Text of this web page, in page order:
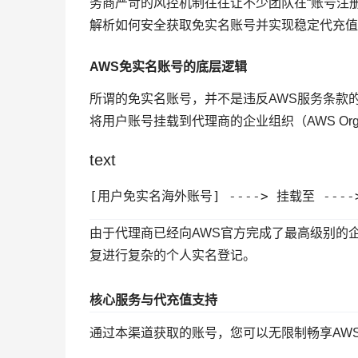
解析如何安全获取免实名账号并实现稳定代充
AWS免实名账号的底层逻辑
所谓的免实名账号，并不是违反AWS服务条款
将用户账号挂载到代理商的企业组织（AWS
text
[用户免实名海外账号] ----> 挂载至 ----
由于代理商已经向AWS官方完成了最高级别的
复进行复杂的个人实名登记。
核心服务与代充值支持
通过本渠道获取的账号，您可以无限制畅享